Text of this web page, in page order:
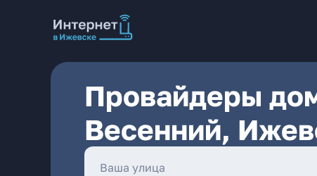
Провайдеры
Весенний,